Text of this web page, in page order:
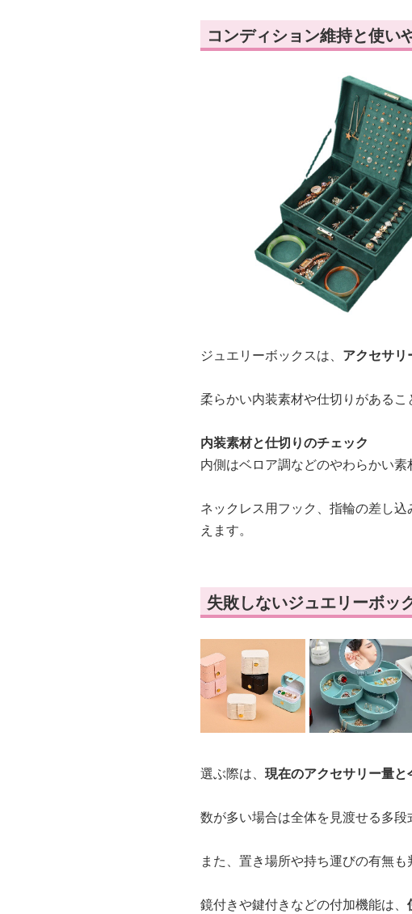
コンディション維持と使い
ジュエリーボックスは、 アクセサ
柔らかい内装素材や仕切りがあるこ
内装素材と仕切りのチェック
内側はベロア調などのやわらかい素
ネックレス用フック、指輪の差し込
えます。
失敗しないジュエリーボッ
選ぶ際は、 現在のアクセサリー量と
数が多い場合は全体を見渡せる多段
また、置き場所や持ち運びの有無も
鏡付きや鍵付きなどの付加機能は、